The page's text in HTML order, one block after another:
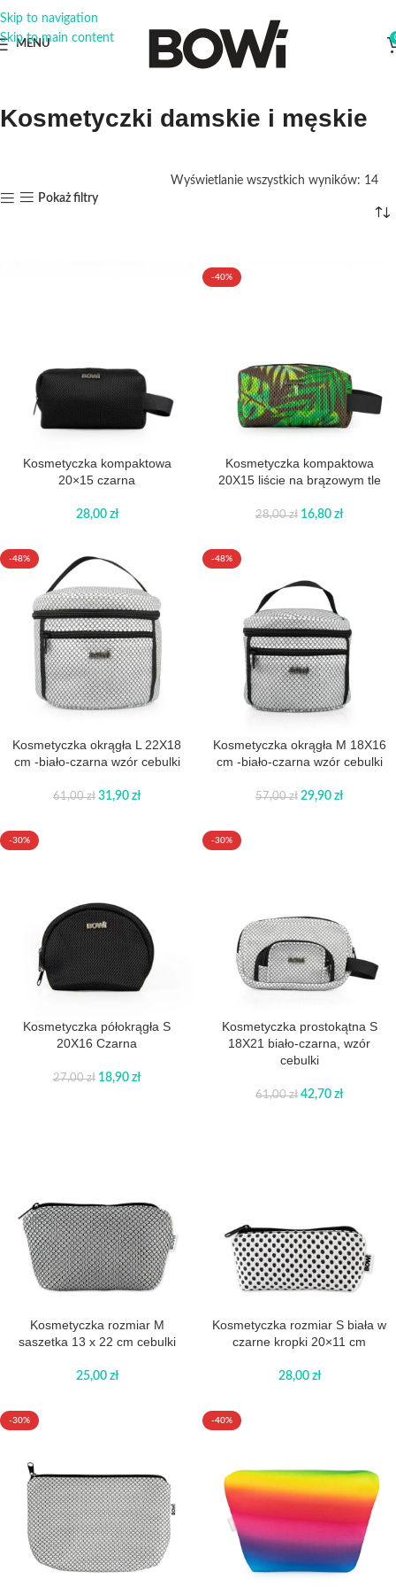
Skip to navigation
Skip to main content
MENU
Kosmetyczki damskie i męskie
Pokaż filtry
Wyświetlanie wszystkich wyników: 14
Kosmetyczka kompaktowa
20×15 czarna
28,00 zł
-40%
Kosmetyczka kompaktowa
20X15 liście na brązowym tle
28,00zł 16,80 zł
-48%
Kosmetyczka okrągła L 22X18
cm -biało-czarna wzór cebulki
61,00zł 31,90 zł
-48%
Kosmetyczka okrągła M 18X16
cm -biało-czarna wzór cebulki
57,00zł 29,90 zł
-30%
Kosmetyczka półokrągła S
20X16 Czarna
27,00zł 18,90 zł
-30%
Kosmetyczka prostokątna S
18X21 biało-czarna, wzór
cebulki
61,00zł 42,70 zł
Kosmetyczka rozmiar M
saszetka 13 x 22 cm cebulki
25,00 zł
Kosmetyczka rozmiar S biała w
czarne kropki 20×11 cm
28,00 zł
-30% -40%